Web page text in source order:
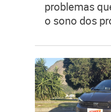
problemas
o sono dos